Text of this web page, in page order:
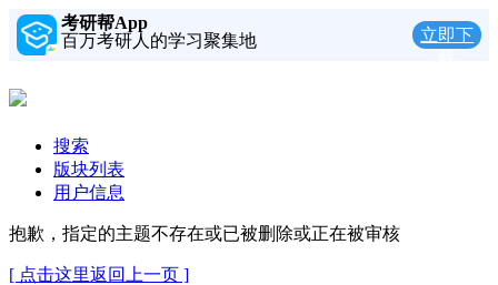
考研帮App
百万考研人的学习聚集地
立即下
搜索
版块列表
用户信息
抱歉，指定的主题不存在或已被删除或正在被审核
[ 点击这里返回上一页 ]